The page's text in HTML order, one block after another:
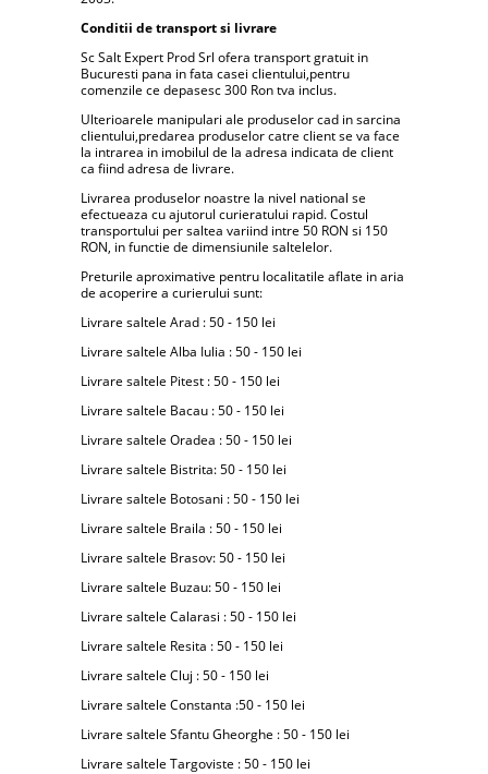
Conditii de transport si livrare
Sc Salt Expert Prod Srl ofera transport gratuit in
Bucuresti pana in fata casei clientului,pentru
comenzile ce depasesc 300 Ron tva inclus.
Ulterioarele manipulari ale produselor cad in sarcina
clientului,predarea produselor catre client se va face
la intrarea in imobilul de la adresa indicata de client
ca fiind adresa de livrare.
Livrarea produselor noastre la nivel national se
efectueaza cu ajutorul curieratului rapid. Costul
transportului per saltea variind intre 50 RON si 150
RON, in functie de dimensiunile saltelelor.
Preturile aproximative pentru localitatile aflate in aria
de acoperire a curierului sunt:
Livrare saltele Arad : 50 - 150 lei
Livrare saltele Alba Iulia : 50 - 150 lei
Livrare saltele Pitest : 50 - 150 lei
Livrare saltele Bacau : 50 - 150 lei
Livrare saltele Oradea : 50 - 150 lei
Livrare saltele Bistrita: 50 - 150 lei
Livrare saltele Botosani : 50 - 150 lei
Livrare saltele Braila : 50 - 150 lei
Livrare saltele Brasov: 50 - 150 lei
Livrare saltele Buzau: 50 - 150 lei
Livrare saltele Calarasi : 50 - 150 lei
Livrare saltele Resita : 50 - 150 lei
Livrare saltele Cluj : 50 - 150 lei
Livrare saltele Constanta :50 - 150 lei
Livrare saltele Sfantu Gheorghe : 50 - 150 lei
Livrare saltele Targoviste : 50 - 150 lei